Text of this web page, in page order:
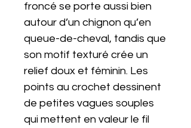
froncé se porte aussi bien
autour d’un chignon qu’en
queue-de-cheval, tandis que
son motif texturé crée un
relief doux et féminin. Les
points au crochet dessinent
de petites vagues souples
qui mettent en valeur le fil